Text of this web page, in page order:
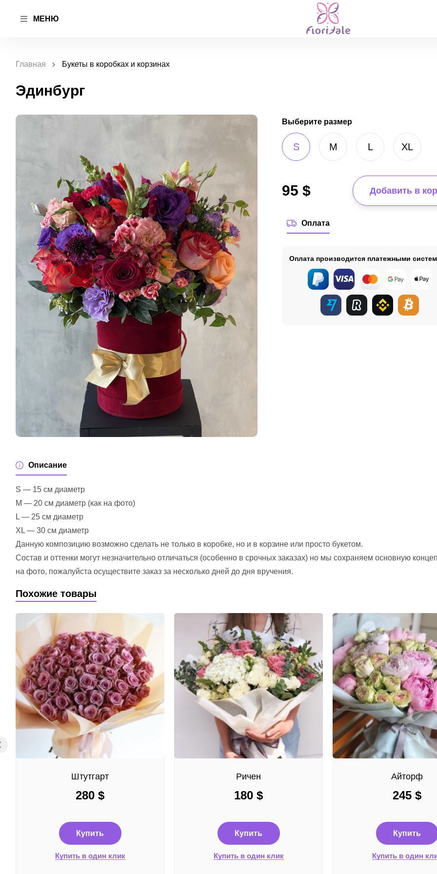
МЕНЮ
Главная Букеты в коробках и корзинах
Эдинбург
Выберите размер
S M L XL
95 $ Добавить в
Оплата
Оплата производится платежными
Описание
S — 15 см диаметр
M — 20 см диаметр (как на фото)
L — 25 см диаметр
XL — 30 см диаметр
Данную композицию возможно сделать не только в коробке, но и в корзине или просто букетом.
Состав и оттенки могут незначительно отличаться (особенно в срочных заказах) но мы сохраняем основную
на фото, пожалуйста осуществите заказ за несколько дней до дня вручения.
Похожие товары
Штутгарт
280 $
Купить
Купить в один клик
Ричен
180 $
Купить
Купить в один клик
Айторф
245 $
Купить
Купить в один